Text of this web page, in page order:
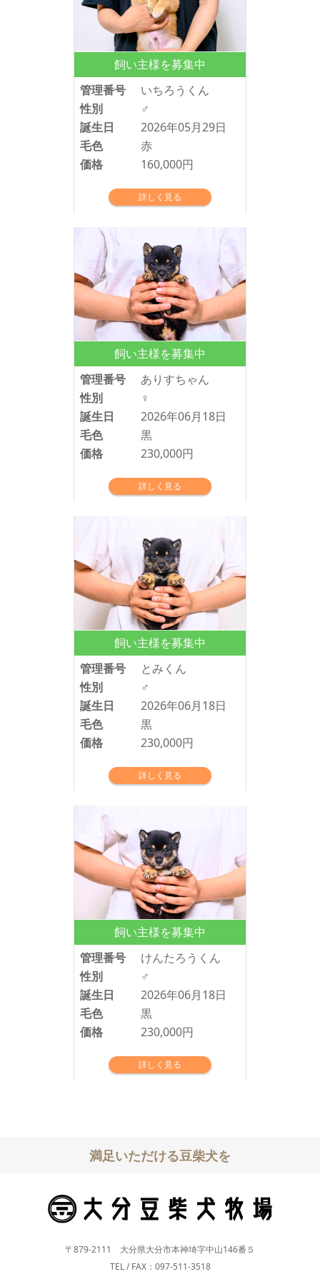
飼い主様を募集中
管理番号
いちろうくん
性別
♂
誕生日
2026年05月29日
毛色
赤
価格
160,000円
詳しく見る
飼い主様を募集中
管理番号
ありすちゃん
性別
♀
誕生日
2026年06月18日
毛色
黒
価格
230,000円
詳しく見る
飼い主様を募集中
管理番号
とみくん
性別
♂
誕生日
2026年06月18日
毛色
黒
価格
230,000円
詳しく見る
飼い主様を募集中
管理番号
けんたろうくん
性別
♂
誕生日
2026年06月18日
毛色
黒
価格
230,000円
詳しく見る
満足いただける豆柴犬を
〒879-2111 大分県大分市本神埼字中山146番５
TEL / FAX：097-511-3518